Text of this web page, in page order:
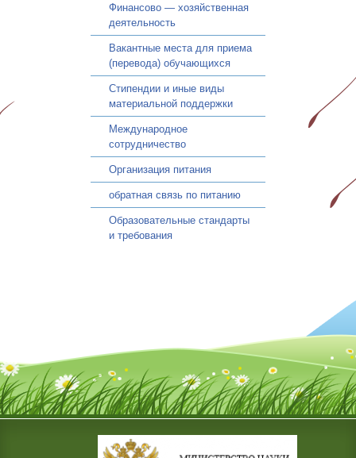
Финансово — хозяйственная
деятельность
Вакантные места для приема
(перевода) обучающихся
Стипендии и иные виды
материальной поддержки
Международное
сотрудничество
Организация питания
обратная связь по питанию
Образовательные стандарты
и требования